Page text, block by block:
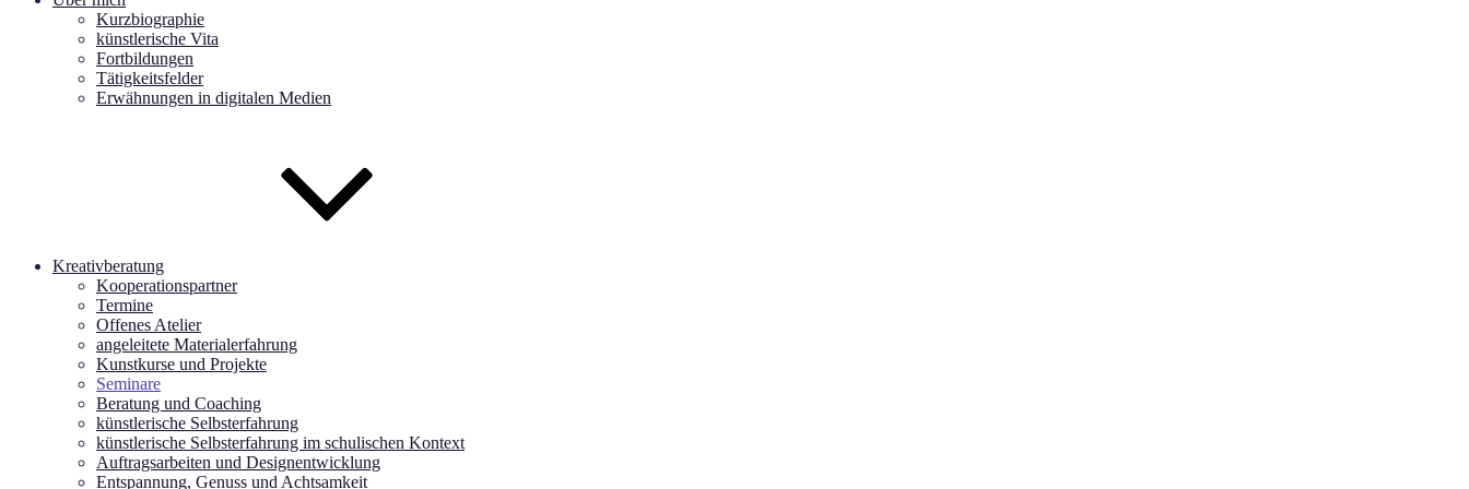
Kurzbiographie
künstlerische Vita
Fortbildungen
Tätigkeitsfelder
Erwähnungen in digitalen Medien
Kreativberatung
Kooperationspartner
Termine
Offenes Atelier
angeleitete Materialerfahrung
Kunstkurse und Projekte
Seminare
Beratung und Coaching
künstlerische Selbsterfahrung
künstlerische Selbsterfahrung im schulischen Kontext
Auftragsarbeiten und Designentwicklung
Entspannung, Genuss und Achtsamkeit